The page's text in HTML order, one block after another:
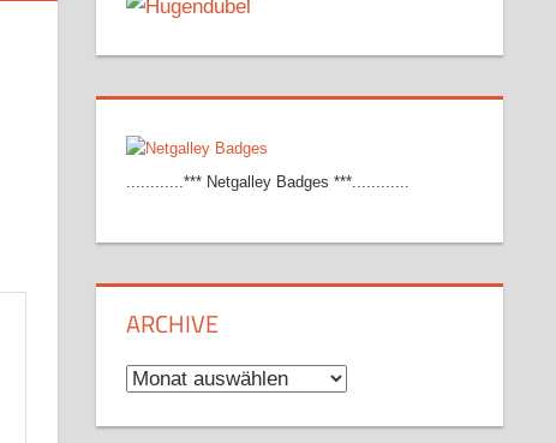
............*** Netgalley Badges ***............
ARCHIVE
Archive